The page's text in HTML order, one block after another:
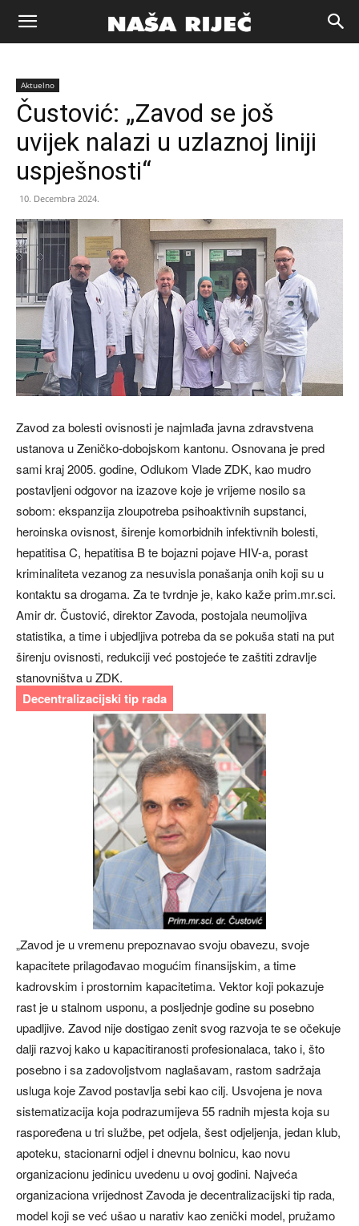
Naša
riječ
Aktuelno
Čustović: „Zavod se još
uvijek nalazi u uzlaznoj liniji
uspješnosti“
10. Decembra 2024.
Zavod za bolesti ovisnosti je najmlađa javna zdravstvena
ustanova u Zeničko-dobojskom kantonu. Osnovana je pred
sami kraj 2005. godine, Odlukom Vlade ZDK, kao mudro
postavljeni odgovor na izazove koje je vrijeme nosilo sa
sobom: ekspanzija zloupotreba psihoaktivnih supstanci,
heroinska ovisnost, širenje komorbidnih infektivnih bolesti,
hepatitisa C, hepatitisa B te bojazni pojave HIV-a, porast
kriminaliteta vezanog za nesuvisla ponašanja onih koji su u
kontaktu sa drogama. Za te tvrdnje je, kako kaže prim.mr.sci.
Amir dr. Čustović, direktor Zavoda, postojala neumoljiva
statistika, a time i ubjedljiva potreba da se pokuša stati na put
širenju ovisnosti, redukciji već postojeće te zaštiti zdravlje
stanovništva u ZDK.
Decentralizacijski tip rada
„Zavod je u vremenu prepoznavao svoju obavezu, svoje
kapacitete prilagođavao mogućim finansijskim, a time
kadrovskim i prostornim kapacitetima. Vektor koji pokazuje
rast je u stalnom usponu, a posljednje godine su posebno
upadljive. Zavod nije dostigao zenit svog razvoja te se očekuje
dalji razvoj kako u kapacitiranosti profesionalaca, tako i, što
posebno i sa zadovoljstvom naglašavam, rastom sadržaja
usluga koje Zavod postavlja sebi kao cilj. Usvojena je nova
sistematizacija koja podrazumijeva 55 radnih mjesta koja su
raspoređena u tri službe, pet odjela, šest odjeljenja, jedan klub,
apoteku, stacionarni odjel i dnevnu bolnicu, kao novu
organizacionu jedinicu uvedenu u ovoj godini. Najveća
organizaciona vrijednost Zavoda je decentralizacijski tip rada,
model koji se već ušao u narativ kao zenički model, pružamo